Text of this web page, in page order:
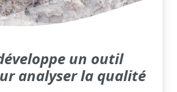
un outil
analyser la qualité